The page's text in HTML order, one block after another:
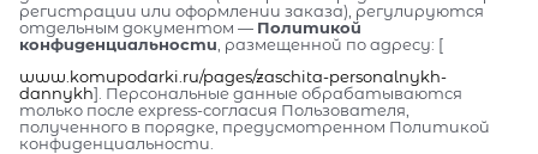
регистрации или оформлении заказа), регулируются
отдельным документом — Политикой
конфиденциальности , размещенной по адресу: [
www.komupodarki.ru/pages/zaschita-personalnykh-
dannykh]. Персональные данные обрабатываются
только после express-согласия Пользователя,
полученного в порядке, предусмотренном Политикой
конфиденциальности.